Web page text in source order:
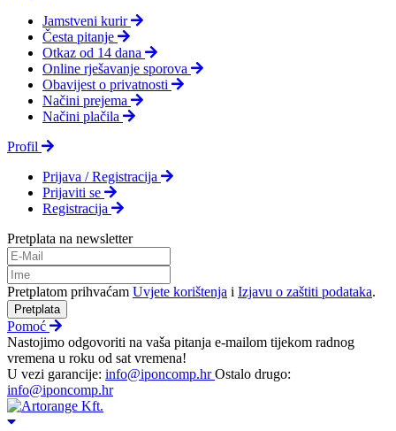
Jamstveni kurir
Česta pitanje
Otkaz od 14 dana
Online rješavanje sporova
Obavijest o privatnosti
Načini prejema
Načini plačila
Profil
Prijava / Registracija
Prijaviti se
Registracija
Pretplata na newsletter
Pretplatom prihvaćam Uvjete korištenja i Izjavu o zaštiti podataka.
Pretplata
Pomoć
Nastojimo odgovoriti na vaša pitanja e-mailom tijekom radnog
vremena u roku od sat vremena!
U vezi garancije: info@iponcomp.hrOstalo drugo:
info@iponcomp.hr